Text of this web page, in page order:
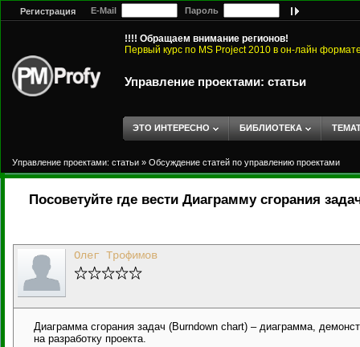
Регистрация E-Mail Пароль
!!!! Обращаем внимание регионов!
Первый курс по MS Project 2010 в он-лайн
Управление проектами: статьи
ЭТО ИНТЕРЕСНО БИБЛИОТЕКА
Управление проектами: статьи » Обсуждение статей по управлению проектами
Посоветуйте где вести Диаграмму сгорания
Олег Трофимов
Диаграмма сгорания задач (Burndown chart) – диаграмма,
на разработку проекта.